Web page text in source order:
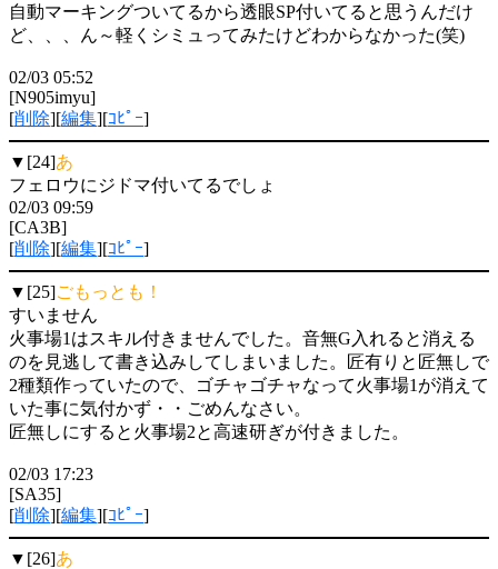
自動マーキングついてるから透眼SP付いてると思うんだけ
ど、、、ん～軽くシミュってみたけどわからなかった(笑)
02/03 05:52
[N905imyu]
[削除][編集][ｺﾋﾟｰ]
▼[24]あ
フェロウにジドマ付いてるでしょ
02/03 09:59
[CA3B]
[削除][編集][ｺﾋﾟｰ]
▼[25]ごもっとも！
すいません
火事場1はスキル付きませんでした。音無G入れると消える
のを見逃して書き込みしてしまいました。匠有りと匠無しで
2種類作っていたので、ゴチャゴチャなって火事場1が消えて
いた事に気付かず・・ごめんなさい。
匠無しにすると火事場2と高速研ぎが付きました。
02/03 17:23
[SA35]
[削除][編集][ｺﾋﾟｰ]
▼[26]あ